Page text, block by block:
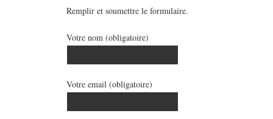
Remplir et soumettre le formulaire.
Votre nom (obligatoire)
Votre email (obligatoire)